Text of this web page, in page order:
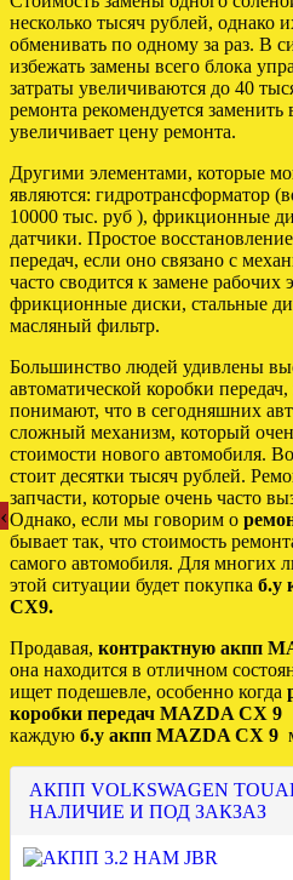
несколько тысяч рублей, однако
обменивать по одному за раз. В
избежать замены всего блока
затраты увеличиваются до 40
ремонта рекомендуется
увеличивает цену ремонта.
Другими элементами, которые
являются: гидротрансформатор
10000 тыс. руб ), фрикционные
датчики. Простое
передач, если оно связано с
часто сводится к замене рабочих
фрикционные диски, стальные
масляный фильтр.
Большинство людей удивлены
автоматической коробки
понимают, что в сегодняшних
сложный механизм, который
стоимости нового автомобиля.
стоит десятки тысяч рублей.
запчасти, которые очень часто
Однако, если мы говорим о
бывает так, что стоимость
самого автомобиля. Для многих
этой ситуации будет покупка б.у
СХ9.
Продавая, контрактную акпп
она находится в отличном
ищет подешевле, особенно когда
коробки передач MAZDA CX 9
каждую б.у акпп MAZDA CX 9
АКПП VOLKSWAGEN
НАЛИЧИЕ И ПОД ЗАКЗАЗ
‹